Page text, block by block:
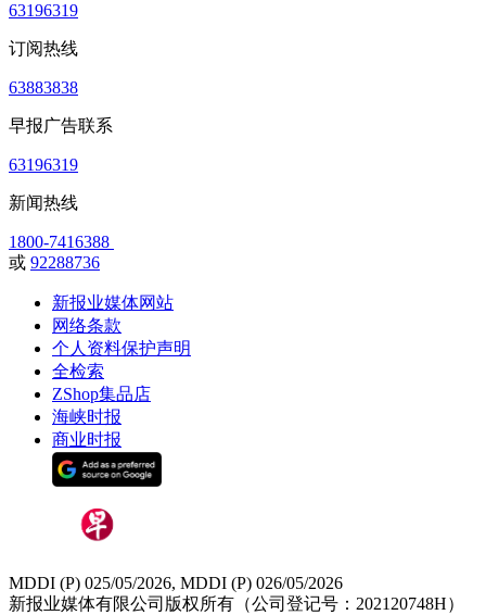
63196319
订阅热线
63883838
早报广告联系
63196319
新闻热线
1800-7416388
或 92288736
新报业媒体网站
网络条款
个人资料保护声明
全检索
ZShop集品店
海峡时报
商业时报
MDDI (P) 025/05/2026, MDDI (P) 026/05/2026
新报业媒体有限公司版权所有（公司登记号：202120748H）